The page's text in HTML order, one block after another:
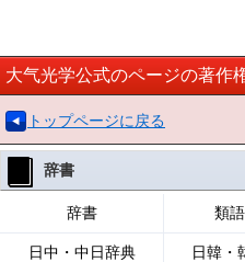
大气光学公式のページの著作
トップページに戻る
辞書
辞書 類
日中・中日辞典 日韓・